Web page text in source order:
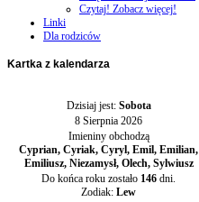
Czytaj! Zobacz więcej!
Linki
Dla rodziców
Kartka z kalendarza
Dzisiaj jest: Sobota
8 Sierpnia 2026
Imieniny obchodzą
Cyprian, Cyriak, Cyryl, Emil, Emilian,
Emiliusz, Niezamysł, Olech, Sylwiusz
Do końca roku zostało 146 dni.
Zodiak: Lew